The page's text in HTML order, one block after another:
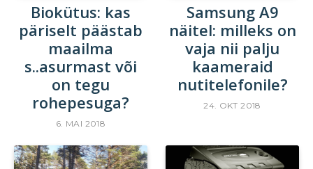
Biokütus: kas
päriselt päästab
maailma
s..asurmast või
on tegu
rohepesuga?
6. MAI 2018
Samsung A9
näitel: milleks on
vaja nii palju
kaameraid
nutitelefonile?
24. OKT 2018